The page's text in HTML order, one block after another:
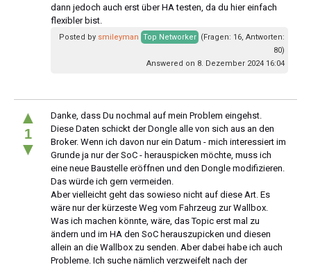
dann jedoch auch erst über HA testen, da du hier einfach
flexibler bist.
Posted by smileyman Top Networker (Fragen: 16, Antworten:
80)
Answered on 8. Dezember 2024 16:04
▲
1
▼
Danke, dass Du nochmal auf mein Problem eingehst.
Diese Daten schickt der Dongle alle von sich aus an den
Broker. Wenn ich davon nur ein Datum - mich interessiert im
Grunde ja nur der SoC - herauspicken möchte, muss ich
eine neue Baustelle eröffnen und den Dongle modifizieren.
Das würde ich gern vermeiden.
Aber vielleicht geht das sowieso nicht auf diese Art. Es
wäre nur der kürzeste Weg vom Fahrzeug zur Wallbox.
Was ich machen könnte, wäre, das Topic erst mal zu
ändern und im HA den SoC herauszupicken und diesen
allein an die Wallbox zu senden. Aber dabei habe ich auch
Probleme. Ich suche nämlich verzweifelt nach der